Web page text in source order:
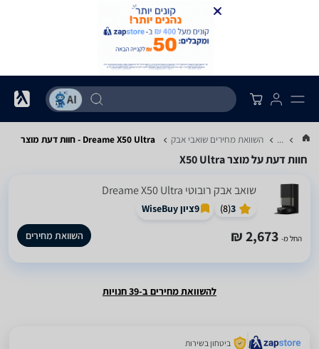
... השוואת מחירים שואבי אבק Dreame X50 Ultra - חוות דעת מוצר
חוות דעת על מוצר X50 Ultra
‏שואב אבק רובוטי Dreame X50 Ultra
3
(
8
)
9ציון WiseBuy
החל מ- 2,673 ₪ השוואת מחירים
להשוואת מחירים ב-39 חנויות
ביטחון בשירות